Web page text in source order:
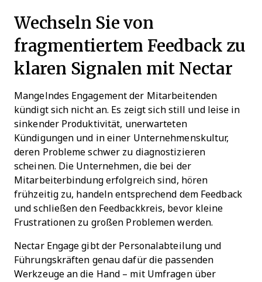
Wechseln Sie von
fragmentiertem Feedback zu
klaren Signalen mit Nectar
Mangelndes Engagement der Mitarbeitenden
kündigt sich nicht an. Es zeigt sich still und leise in
sinkender Produktivität, unerwarteten
Kündigungen und in einer Unternehmenskultur,
deren Probleme schwer zu diagnostizieren
scheinen. Die Unternehmen, die bei der
Mitarbeiterbindung erfolgreich sind, hören
frühzeitig zu, handeln entsprechend dem Feedback
und schließen den Feedbackkreis, bevor kleine
Frustrationen zu großen Problemen werden.
Nectar Engage gibt der Personalabteilung und
Führungskräften genau dafür die passenden
Werkzeuge an die Hand – mit Umfragen über